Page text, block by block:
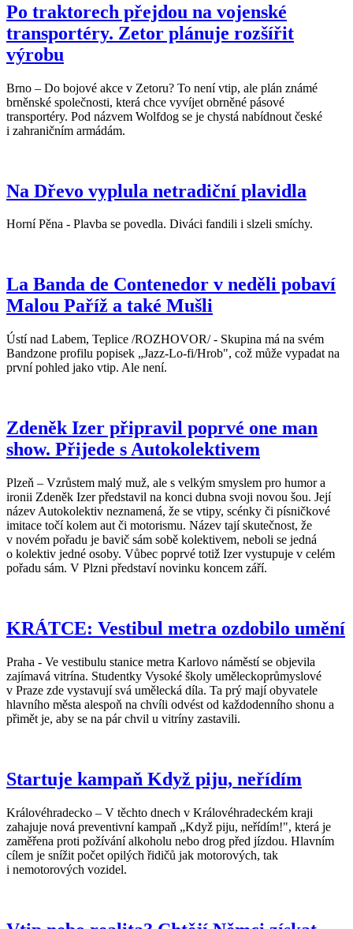
Po traktorech přejdou na vojenské
transportéry. Zetor plánuje rozšířit
výrobu
Brno – Do bojové akce v Zetoru? To není vtip, ale plán známé
brněnské společnosti, která chce vyvíjet obrněné pásové
transportéry. Pod názvem Wolfdog se je chystá nabídnout české
i zahraničním armádám.
Na Dřevo vyplula netradiční plavidla
Horní Pěna - Plavba se povedla. Diváci fandili i slzeli smíchy.
La Banda de Contenedor v neděli pobaví
Malou Paříž a také Mušli
Ústí nad Labem, Teplice /ROZHOVOR/ - Skupina má na svém
Bandzone profilu popisek „Jazz-Lo-fi/Hrob", což může vypadat na
první pohled jako vtip. Ale není.
Zdeněk Izer připravil poprvé one man
show. Přijede s Autokolektivem
Plzeň – Vzrůstem malý muž, ale s velkým smyslem pro humor a
ironii Zdeněk Izer představil na konci dubna svoji novou šou. Její
název Autokolektiv neznamená, že se vtipy, scénky či písničkové
imitace točí kolem aut či motorismu. Název tají skutečnost, že
v novém pořadu je bavič sám sobě kolektivem, neboli se jedná
o kolektiv jedné osoby. Vůbec poprvé totiž Izer vystupuje v celém
pořadu sám. V Plzni představí novinku koncem září.
KRÁTCE: Vestibul metra ozdobilo umění
Praha - Ve vestibulu stanice metra Karlovo náměstí se objevila
zajímavá vitrína. Studentky Vysoké školy uměleckoprůmyslové
v Praze zde vystavují svá umělecká díla. Ta prý mají obyvatele
hlavního města alespoň na chvíli odvést od každodenního shonu a
přimět je, aby se na pár chvil u vitríny zastavili.
Startuje kampaň Když piju, neřídím
Královéhradecko – V těchto dnech v Královéhradeckém kraji
zahajuje nová preventivní kampaň „Když piju, neřídím!", která je
zaměřena proti požívání alkoholu nebo drog před jízdou. Hlavním
cílem je snížit počet opilých řidičů jak motorových, tak
i nemotorových vozidel.